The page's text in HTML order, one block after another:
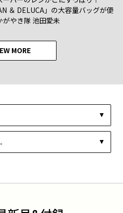
＆ DELUCA」の大容量バッグが便
やき隊 池田愛未
MORE